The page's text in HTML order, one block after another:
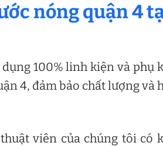
nóng quận 4
100% linh kiện và phụ
4, đảm bảo chất lượng và
viên của chúng tôi có